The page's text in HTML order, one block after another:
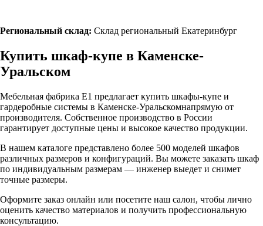
Региональный склад: Склад региональный Екатеринбург
Купить шкаф-купе в Каменске-
Уральском
Мебельная фабрика Е1 предлагает купить шкафы-купе и
гардеробные системы в Каменске-Уральскомнапрямую от
производителя. Собственное производство в России
гарантирует доступные цены и высокое качество продукции.
В нашем каталоге представлено более 500 моделей шкафов
различных размеров и конфигураций. Вы можете заказать шкаф
по индивидуальным размерам — инженер выедет и снимет
точные размеры.
Оформите заказ онлайн или посетите наш салон, чтобы лично
оценить качество материалов и получить профессиональную
консультацию.